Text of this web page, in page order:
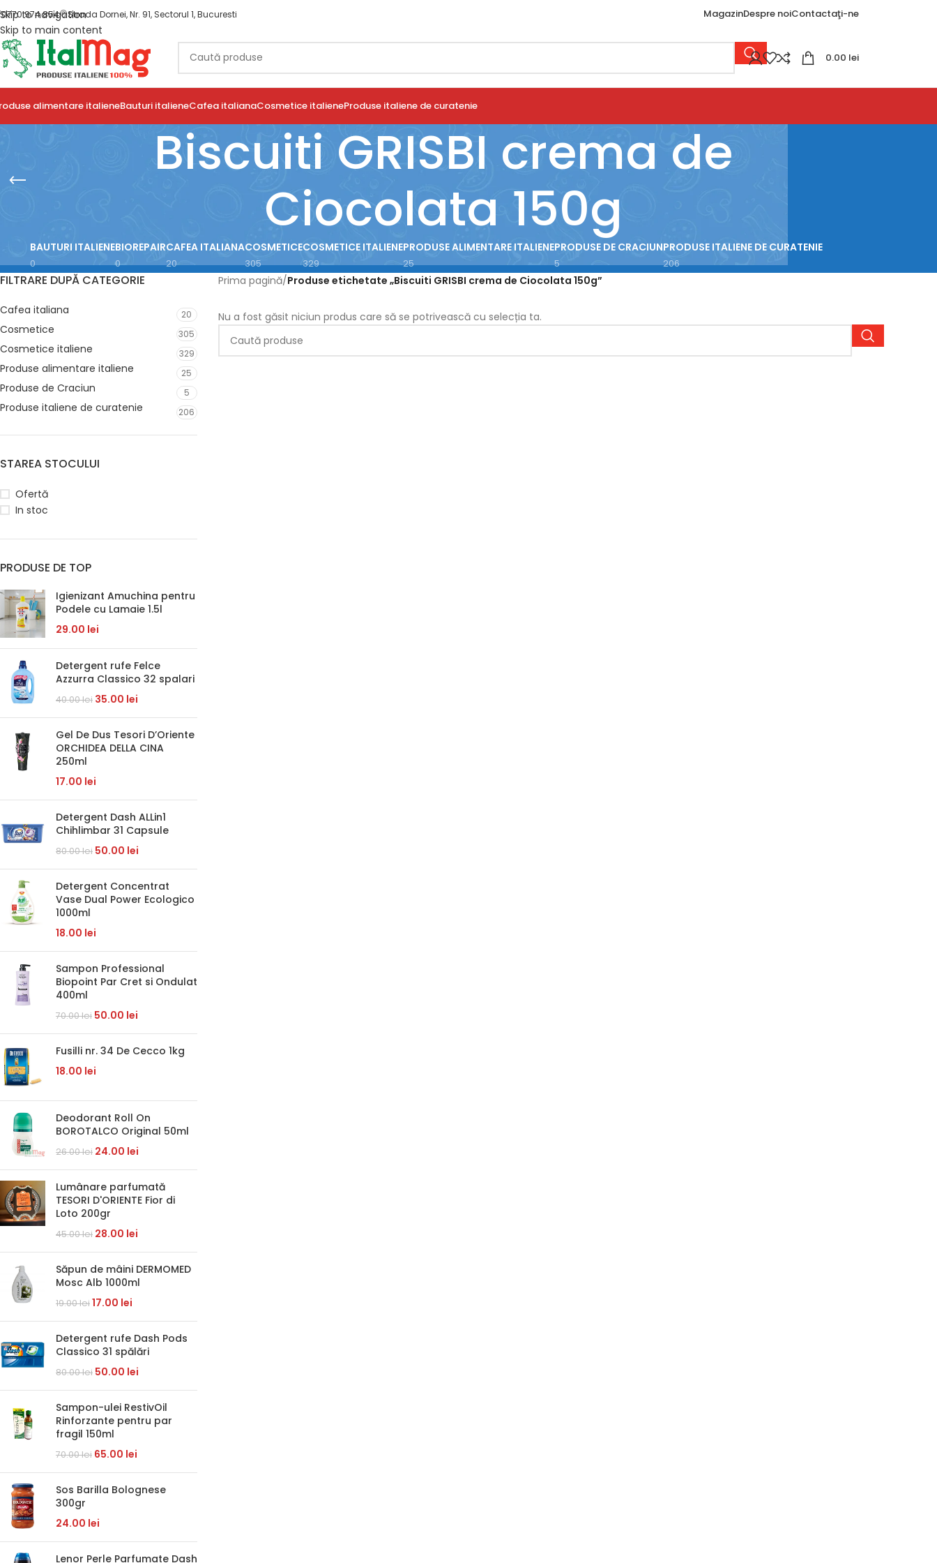
Skip to navigation
Skip to main content
0770 974 854 Strada Dornei, Nr. 91, Sectorul 1, Bucuresti MagazinDespre noiContactaţi-ne
0.00 lei
alimentare italieneBauturi italieneCafea italianaCosmetice italieneProduse italiene de curatenie
Biscuiti GRISBI crema de
Ciocolata 150g
BAUTURI ITALIENE
0
BIOREPAIR
0
CAFEA ITALIANA
20
COSMETICE
305
COSMETICE ITALIENE
329
PRODUSE ALIMENTARE ITALIENE
25
PRODUSE DE CRACIUN
5
PRODUSE ITALIENE DE CURATENIE
206
FILTRARE DUPĂ CATEGORIE
Cafea italiana 20
Cosmetice 305
Cosmetice italiene 329
Produse alimentare italiene 25
Produse de Craciun 5
Produse italiene de curatenie 206
STAREA STOCULUI
Ofertă
In stoc
PRODUSE DE TOP
Igienizant Amuchina pentru
Podele cu Lamaie 1.5l
29.00 lei
Detergent rufe Felce
Azzurra Classico 32 spalari
40.00lei 35.00 lei
Gel De Dus Tesori D’Oriente
ORCHIDEA DELLA CINA
250ml
17.00 lei
Detergent Dash ALLin1
Chihlimbar 31 Capsule
80.00lei 50.00 lei
Detergent Concentrat
Vase Dual Power Ecologico
1000ml
18.00 lei
Sampon Professional
Biopoint Par Cret si Ondulat
400ml
70.00lei 50.00 lei
Fusilli nr. 34 De Cecco 1kg
18.00 lei
Deodorant Roll On
BOROTALCO Original 50ml
26.00lei 24.00 lei
Lumânare parfumată
TESORI D'ORIENTE Fior di
Loto 200gr
45.00lei 28.00 lei
Săpun de mâini DERMOMED
Mosc Alb 1000ml
19.00lei17.00 lei
Detergent rufe Dash Pods
Classico 31 spălări
80.00lei 50.00 lei
Sampon-ulei RestivOil
Rinforzante pentru par
fragil 150ml
70.00lei 65.00 lei
Sos Barilla Bolognese
300gr
24.00 lei
Lenor Perle Parfumate Dash
Prima pagină/Produse etichetate „Biscuiti GRISBI crema de Ciocolata 150g”
Nu a fost găsit niciun produs care să se potrivească cu selecția ta.